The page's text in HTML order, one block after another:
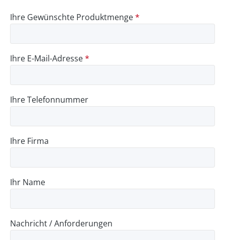
Ihre Gewünschte Produktmenge*
Ihre E-Mail-Adresse*
Ihre Telefonnummer
Ihre Firma
Ihr Name
Nachricht / Anforderungen